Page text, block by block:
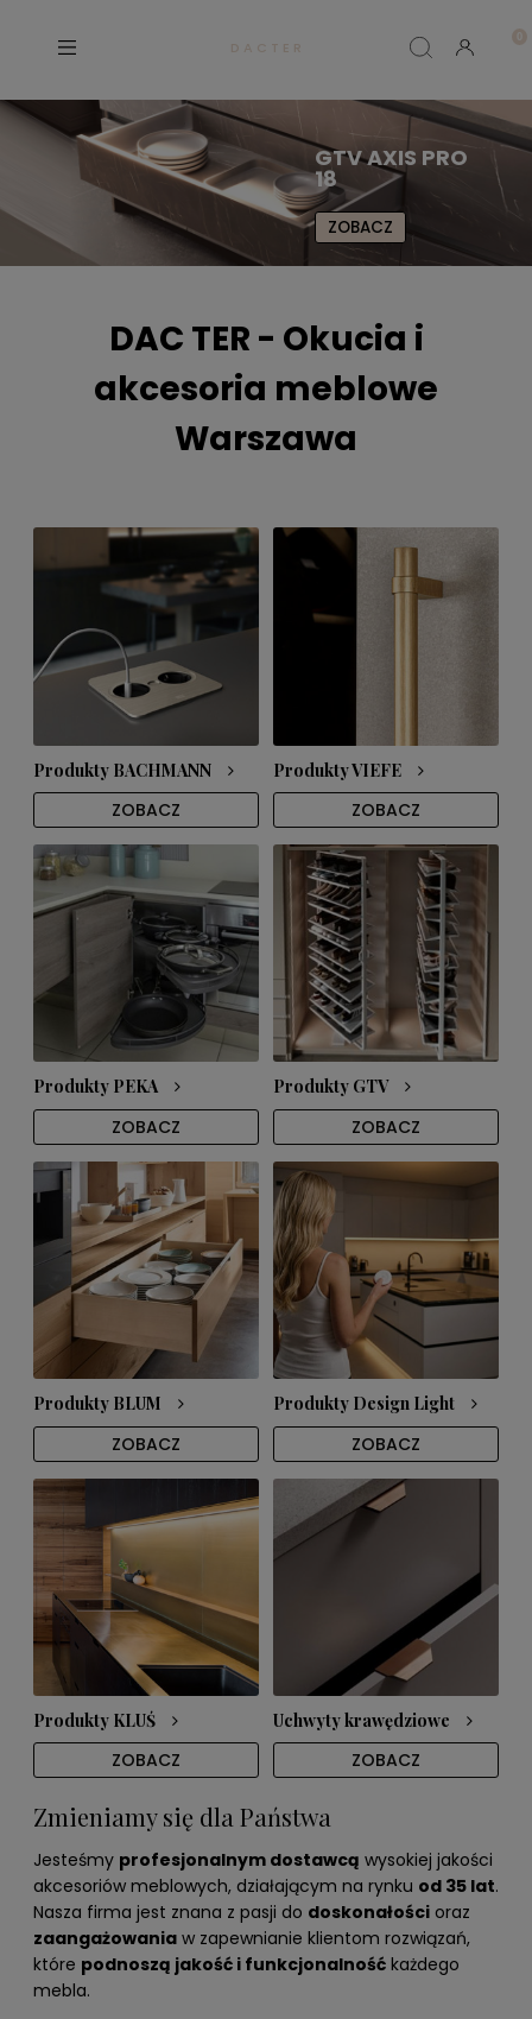
D A C T E R
MEGA OFERTA
ZOBACZ
DAC TER - Okucia i
akcesoria meblowe
Warszawa
Produkty BACHMANN
ZOBACZ
Produkty VIEFE
ZOBACZ
Produkty PEKA
ZOBACZ
Produkty GTV
ZOBACZ
Produkty BLUM
ZOBACZ
Produkty Design Light
ZOBACZ
Produkty KLUŚ
ZOBACZ
Uchwyty krawędziowe
ZOBACZ
Zmieniamy się dla Państwa
Jesteśmy profesjonalnym dostawcą wysokiej jakości
akcesoriów meblowych, działającym na rynku od 35 lat.
Nasza firma jest znana z pasji do doskonałości oraz
zaangażowania w zapewnianie klientom rozwiązań,
które podnoszą jakość i funkcjonalność każdego
mebla.